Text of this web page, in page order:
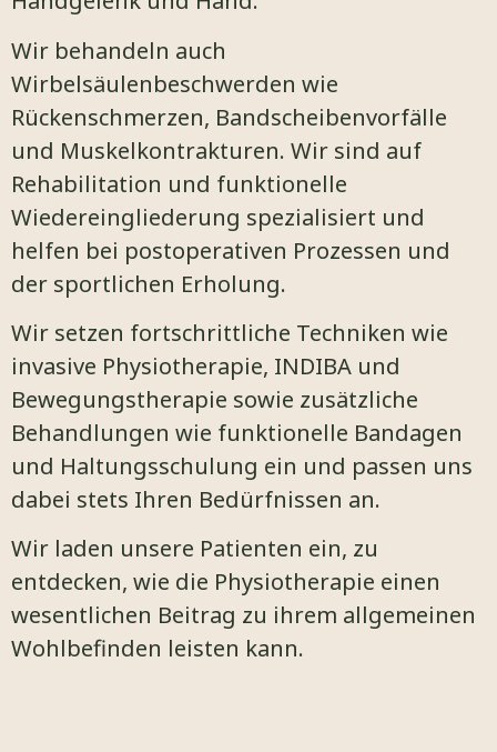
Wir behandeln auch
Wirbelsäulenbeschwerden wie
Rückenschmerzen, Bandscheibenvorfälle
und Muskelkontrakturen. Wir sind auf
Rehabilitation und funktionelle
Wiedereingliederung spezialisiert und
helfen bei postoperativen Prozessen und
der sportlichen Erholung.
Wir setzen fortschrittliche Techniken wie
invasive Physiotherapie, INDIBA und
Bewegungstherapie sowie zusätzliche
Behandlungen wie funktionelle Bandagen
und Haltungsschulung ein und passen uns
dabei stets Ihren Bedürfnissen an.
Wir laden unsere Patienten ein, zu
entdecken, wie die Physiotherapie einen
wesentlichen Beitrag zu ihrem allgemeinen
Wohlbefinden leisten kann.